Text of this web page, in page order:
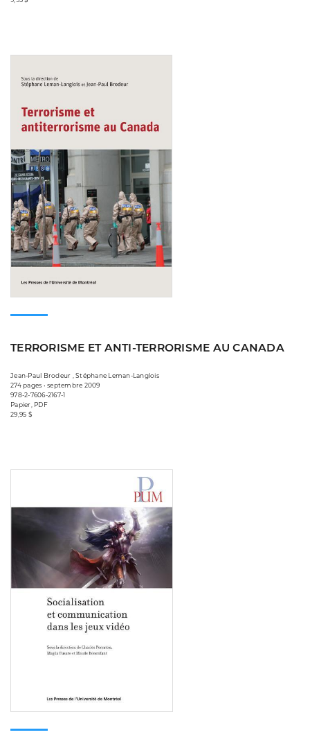
TERRORISME ET ANTI-TERRORISME AU CANADA
Jean-Paul Brodeur , Stéphane Leman-Langlois
274 pages • septembre 2009
978-2-7606-2167-1
Papier, PDF
29,95 $